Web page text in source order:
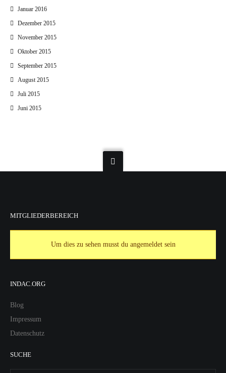
Januar 2016
Dezember 2015
November 2015
Oktober 2015
September 2015
August 2015
Juli 2015
Juni 2015
MITGLIEDERBEREICH
Um dies zu sehen musst du angemeldet sein
INDAC.ORG
Blog
Impressum
Datenschutz
SUCHE